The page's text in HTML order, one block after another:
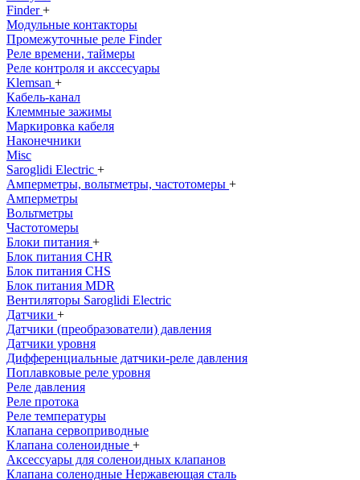
Finder+
Модульные контакторы
Промежуточные реле Finder
Реле времени, таймеры
Реле контроля и акссесуары
Klemsan +
Кабель-канал
Клеммные зажимы
Маркировка кабеля
Наконечники
Misc
Saroglidi Electric +
Амперметры, вольтметры, частотомеры +
Амперметры
Вольтметры
Частотомеры
Блоки питания +
Блок питания CHR
Блок питания CHS
Блок питания MDR
Вентиляторы Saroglidi Electric
Датчики +
Датчики (преобразователи) давления
Датчики уровня
Дифференциальные датчики-реле давления
Поплавковые реле уровня
Реле давления
Реле протока
Реле температуры
Клапана сервоприводные
Клапана соленоидные +
Аксессуары для соленоидных клапанов
Клапана соленодные Нержавеющая сталь